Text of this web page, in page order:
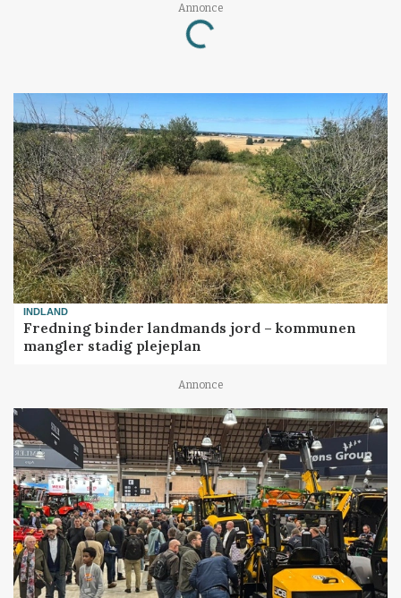
Annonce
Loading...
INDLAND
Fredning binder landmands jord – kommunen
mangler stadig plejeplan
Annonce